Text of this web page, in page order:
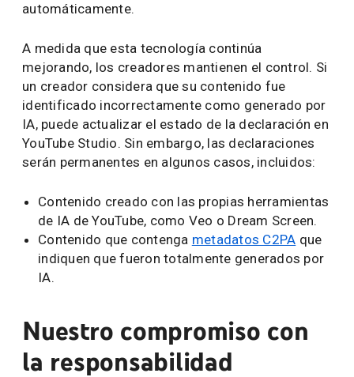
automáticamente.
A medida que esta tecnología continúa
mejorando, los creadores mantienen el control. Si
un creador considera que su contenido fue
identificado incorrectamente como generado por
IA, puede actualizar el estado de la declaración en
YouTube Studio. Sin embargo, las declaraciones
serán permanentes en algunos casos, incluidos:
Contenido creado con las propias herramientas
de IA de YouTube, como Veo o Dream Screen.
Contenido que contenga metadatos C2PA que
indiquen que fueron totalmente generados por
IA.
Nuestro compromiso con
la responsabilidad